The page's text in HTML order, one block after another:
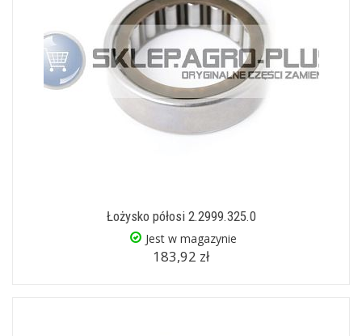
Łożysko półosi 2.2999.325.0
Jest w magazynie
183,92 zł